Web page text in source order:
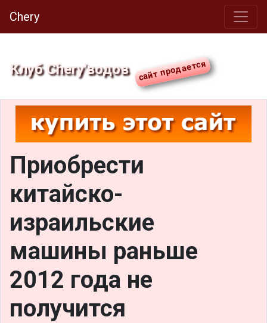
Chery
Клуб Chery'водов
Приобрести
китайско-
израильские
машины раньше
2012 года не
получится